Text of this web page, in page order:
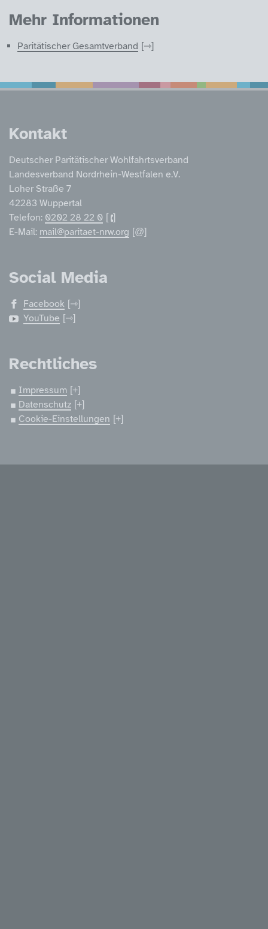
Mehr Informationen
Paritätischer Gesamtverband
Service
Kontakt
Deutscher Paritätischer Wohlfahrtsverband
Landesverband Nordrhein-Westfalen e.V.
Loher Straße 7
42283 Wuppertal
Telefon: 0202 28 22 0
E-Mail: mail@paritaet-nrw.org
Social Media
Facebook
YouTube
Rechtliches
Impressum
Datenschutz
Cookie-Einstellungen